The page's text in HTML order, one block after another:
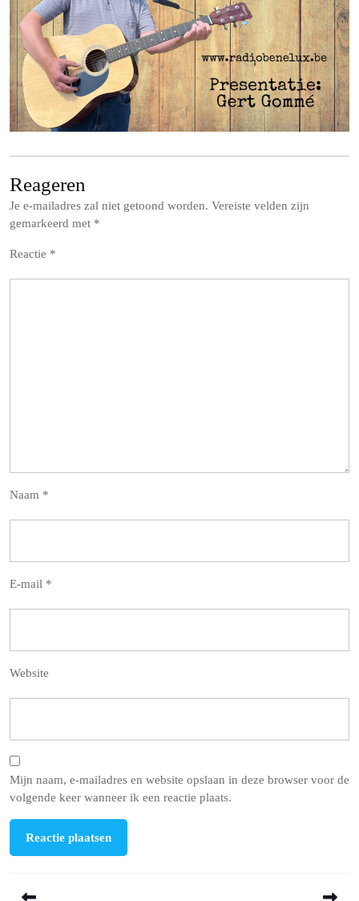
Reageren
Je e-mailadres zal niet getoond worden. Vereiste velden zijn
gemarkeerd met *
Reactie *
Naam *
E-mail *
Website
Mijn naam, e-mailadres en website opslaan in deze browser voor de
volgende keer wanneer ik een reactie plaats.